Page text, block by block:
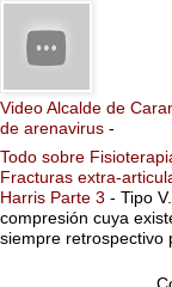
Video Alcalde de
de arenavirus -
Todo sobre
Fracturas extra-
Harris Parte 3 - Tipo
compresión cuya
siempre retrospectivo